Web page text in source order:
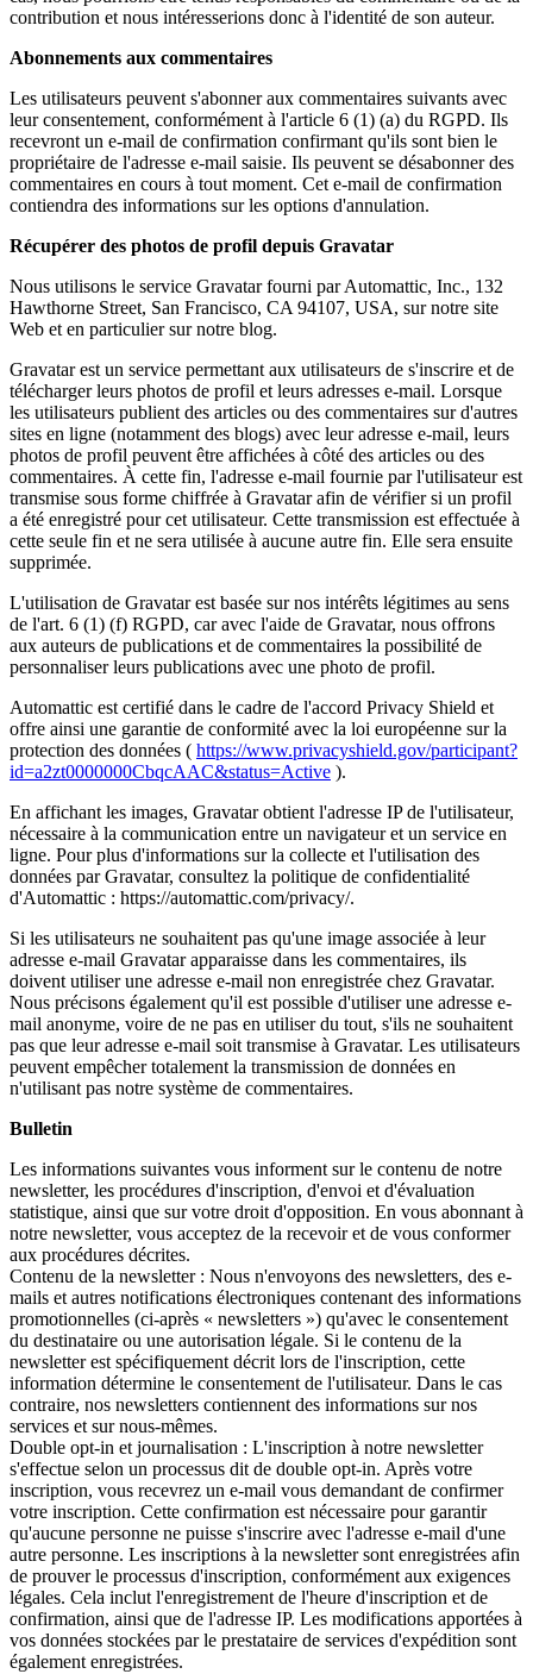
contribution et nous intéresserions donc à l'identité de son auteur.
Abonnements aux commentaires
Les utilisateurs peuvent s'abonner aux commentaires suivants avec
leur consentement, conformément à l'article 6 (1) (a) du RGPD. Ils
recevront un e-mail de confirmation confirmant qu'ils sont bien le
propriétaire de l'adresse e-mail saisie. Ils peuvent se désabonner des
commentaires en cours à tout moment. Cet e-mail de confirmation
contiendra des informations sur les options d'annulation.
Récupérer des photos de profil depuis Gravatar
Nous utilisons le service Gravatar fourni par Automattic, Inc., 132
Hawthorne Street, San Francisco, CA 94107, USA, sur notre site
Web et en particulier sur notre blog.
Gravatar est un service permettant aux utilisateurs de s'inscrire et de
télécharger leurs photos de profil et leurs adresses e-mail. Lorsque
les utilisateurs publient des articles ou des commentaires sur d'autres
sites en ligne (notamment des blogs) avec leur adresse e-mail, leurs
photos de profil peuvent être affichées à côté des articles ou des
commentaires. À cette fin, l'adresse e-mail fournie par l'utilisateur est
transmise sous forme chiffrée à Gravatar afin de vérifier si un profil
a été enregistré pour cet utilisateur. Cette transmission est effectuée à
cette seule fin et ne sera utilisée à aucune autre fin. Elle sera ensuite
supprimée.
L'utilisation de Gravatar est basée sur nos intérêts légitimes au sens
de l'art. 6 (1) (f) RGPD, car avec l'aide de Gravatar, nous offrons
aux auteurs de publications et de commentaires la possibilité de
personnaliser leurs publications avec une photo de profil.
Automattic est certifié dans le cadre de l'accord Privacy Shield et
offre ainsi une garantie de conformité avec la loi européenne sur la
protection des données ( https://www.privacyshield.gov/participant?
id=a2zt0000000CbqcAAC&status=Active ).
En affichant les images, Gravatar obtient l'adresse IP de l'utilisateur,
nécessaire à la communication entre un navigateur et un service en
ligne. Pour plus d'informations sur la collecte et l'utilisation des
données par Gravatar, consultez la politique de confidentialité
d'Automattic : https://automattic.com/privacy/.
Si les utilisateurs ne souhaitent pas qu'une image associée à leur
adresse e-mail Gravatar apparaisse dans les commentaires, ils
doivent utiliser une adresse e-mail non enregistrée chez Gravatar.
Nous précisons également qu'il est possible d'utiliser une adresse e-
mail anonyme, voire de ne pas en utiliser du tout, s'ils ne souhaitent
pas que leur adresse e-mail soit transmise à Gravatar. Les utilisateurs
peuvent empêcher totalement la transmission de données en
n'utilisant pas notre système de commentaires.
Bulletin
Les informations suivantes vous informent sur le contenu de notre
newsletter, les procédures d'inscription, d'envoi et d'évaluation
statistique, ainsi que sur votre droit d'opposition. En vous abonnant à
notre newsletter, vous acceptez de la recevoir et de vous conformer
aux procédures décrites.
Contenu de la newsletter : Nous n'envoyons des newsletters, des e-
mails et autres notifications électroniques contenant des informations
promotionnelles (ci-après « newsletters ») qu'avec le consentement
du destinataire ou une autorisation légale. Si le contenu de la
newsletter est spécifiquement décrit lors de l'inscription, cette
information détermine le consentement de l'utilisateur. Dans le cas
contraire, nos newsletters contiennent des informations sur nos
services et sur nous-mêmes.
Double opt-in et journalisation : L'inscription à notre newsletter
s'effectue selon un processus dit de double opt-in. Après votre
inscription, vous recevrez un e-mail vous demandant de confirmer
votre inscription. Cette confirmation est nécessaire pour garantir
qu'aucune personne ne puisse s'inscrire avec l'adresse e-mail d'une
autre personne. Les inscriptions à la newsletter sont enregistrées afin
de prouver le processus d'inscription, conformément aux exigences
légales. Cela inclut l'enregistrement de l'heure d'inscription et de
confirmation, ainsi que de l'adresse IP. Les modifications apportées à
vos données stockées par le prestataire de services d'expédition sont
également enregistrées.